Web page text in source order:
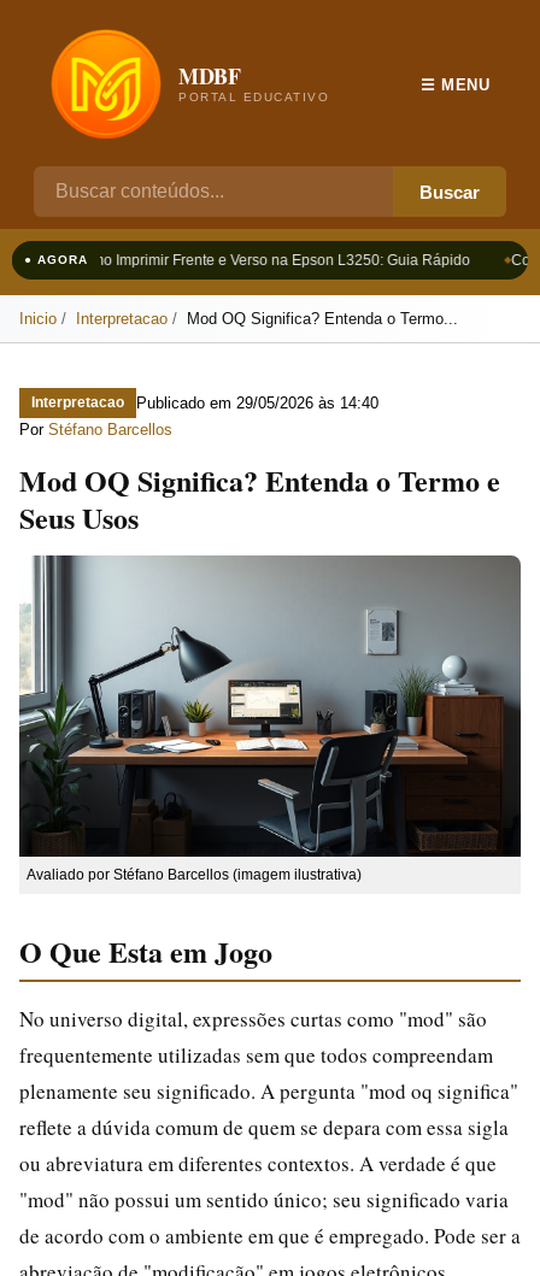
MDBF
PORTAL EDUCATIVO
Buscar
☰ MENU
● AGORAComo Imprimir Frente e Verso na Epson L3250: Guia Rápido
Inicio Interpretacao Mod OQ Significa? Entenda o Termo...
Interpretacao Publicado em 29/05/2026 às 14:40
Por Stéfano Barcellos
Mod OQ Significa? Entenda o Termo e
Seus Usos
Avaliado por Stéfano Barcellos (imagem ilustrativa)
O Que Esta em Jogo
No universo digital, expressões curtas como "mod" são
frequentemente utilizadas sem que todos compreendam
plenamente seu significado. A pergunta "mod oq significa"
reflete a dúvida comum de quem se depara com essa sigla
ou abreviatura em diferentes contextos. A verdade é que
"mod" não possui um sentido único; seu significado varia
de acordo com o ambiente em que é empregado. Pode ser a